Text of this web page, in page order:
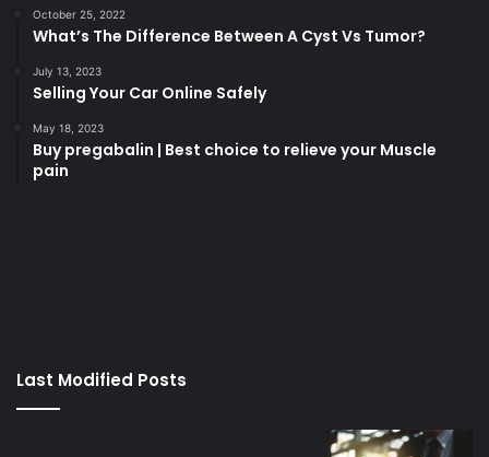
October 25, 2022
What’s The Difference Between A Cyst Vs Tumor?
July 13, 2023
Selling Your Car Online Safely
May 18, 2023
Buy pregabalin | Best choice to relieve your Muscle
pain
casino
Last Modified Posts